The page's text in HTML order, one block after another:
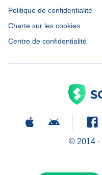
Politique de confidentialité
Charte sur les cookies
Centre de confidentialité
© 2014 -